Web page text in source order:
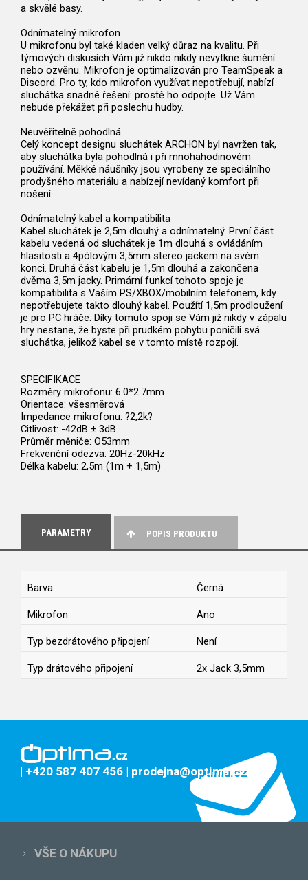
a skvělé basy.
Odnímatelný mikrofon
U mikrofonu byl také kladen velký důraz na kvalitu. Při
týmových diskusích Vám již nikdo nikdy nevytkne šumění
nebo ozvěnu. Mikrofon je optimalizován pro TeamSpeak a
Discord. Pro ty, kdo mikrofon využívat nepotřebují, nabízí
sluchátka snadné řešení: prostě ho odpojte. Už Vám
nebude překážet při poslechu hudby.
Neuvěřitelně pohodlná
Celý koncept designu sluchátek ARCHON byl navržen tak,
aby sluchátka byla pohodlná i při mnohahodinovém
používání. Měkké náušníky jsou vyrobeny ze speciálního
prodyšného materiálu a nabízejí nevídaný komfort při
nošení.
Odnímatelný kabel a kompatibilita
Kabel sluchátek je 2,5m dlouhý a odnímatelný. První část
kabelu vedená od sluchátek je 1m dlouhá s ovládáním
hlasitosti a 4pólovým 3,5mm stereo jackem na svém
konci. Druhá část kabelu je 1,5m dlouhá a zakončena
dvěma 3,5m jacky. Primární funkcí tohoto spoje je
kompatibilita s Vaším PS/XBOX/mobilním telefonem, kdy
nepotřebujete takto dlouhý kabel. Použítí 1,5m prodloužení
je pro PC hráče. Díky tomuto spoji se Vám již nikdy v zápalu
hry nestane, že byste při prudkém pohybu poničili svá
sluchátka, jelikož kabel se v tomto místě rozpojí.
SPECIFIKACE
Rozměry mikrofonu: 6.0*2.7mm
Orientace: všesměrová
Impedance mikrofonu: ?2,2k?
Citlivost: -42dB ± 3dB
Průměr měniče: O53mm
Frekvenční odezva: 20Hz-20kHz
Délka kabelu: 2,5m (1m + 1,5m)
PARAMETRY POPIS PRODUKTU
Barva Černá
Mikrofon Ano
Typ bezdrátového připojení Není
Typ drátového připojení 2x Jack 3,5mm
| +420 587 407 456 | prodejna@optima.cz
VŠE O NÁKUPU